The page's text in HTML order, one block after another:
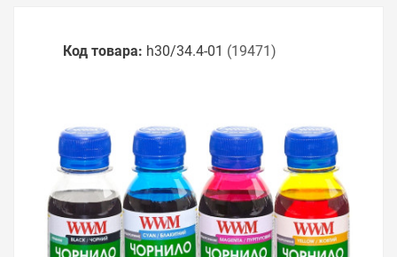
Код товара: h30/34.4-01 (19471)